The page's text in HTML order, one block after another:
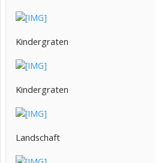
Kindergraten
Kindergraten
Landschaft